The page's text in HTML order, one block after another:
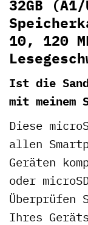
32GB
10, 120
Ist die
mit meinem
Diese
allen
Geräten
oder
Überprüfen
Ihres